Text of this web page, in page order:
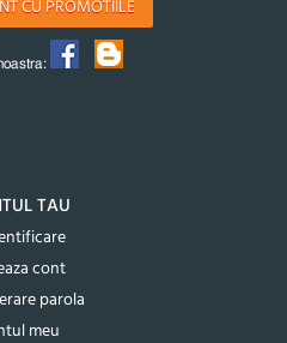
CU PROMOTIILE
TAU
cont
parola
meu